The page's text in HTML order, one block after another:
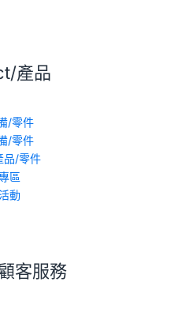
產品
/零件
/零件
品/零件
區
動
客服務